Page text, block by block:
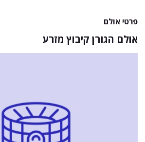
פרטי אולם
אולם הגורן קיבוץ מזרע